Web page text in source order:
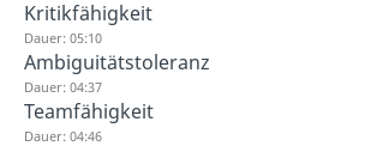
Kritikfähigkeit
Dauer: 05:10
Ambiguitätstoleranz
Dauer: 04:37
Teamfähigkeit
Dauer: 04:46